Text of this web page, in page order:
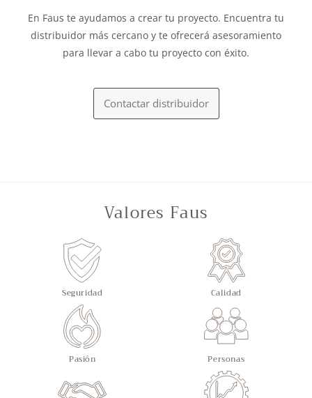
En Faus te ayudamos a crear tu proyecto. Encuentra tu
distribuidor más cercano y te ofrecerá asesoramiento
para llevar a cabo tu proyecto con éxito.
Contactar distribuidor
Valores Faus
Seguridad Calidad
Pasión Personas